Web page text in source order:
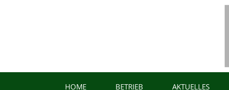
HOME BETRIEB AKTUELLES